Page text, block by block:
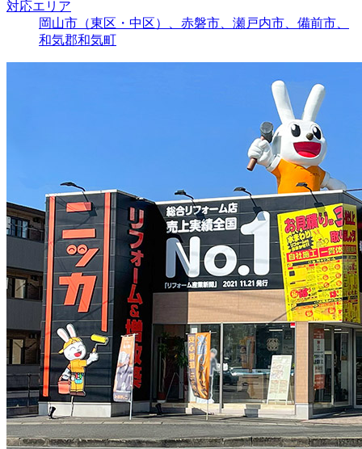
対応エリア
岡山市（東区・中区）、赤磐市、瀬戸内市、備前市、
和気郡和気町